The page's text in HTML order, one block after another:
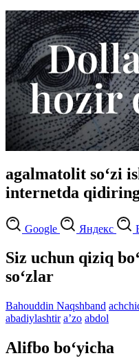
agalmatolit so‘zi
internetda
Google Яндекс
Siz uchun qiziq
so‘zlar
Bahouddin Naqshband
abadiylashtir aʼzo abdol
Alifbo bo‘yicha